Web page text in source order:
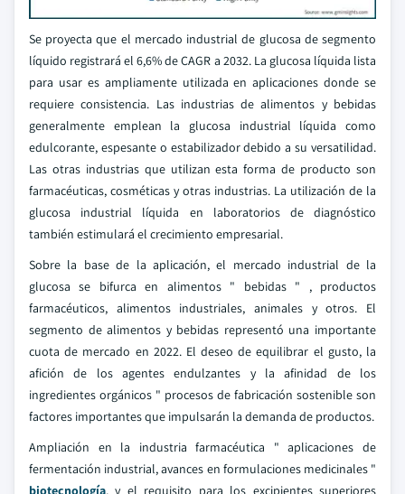
Se proyecta que el mercado industrial de glucosa de segmento
líquido registrará el 6,6% de CAGR a 2032. La glucosa líquida lista
para usar es ampliamente utilizada en aplicaciones donde se
requiere consistencia. Las industrias de alimentos y bebidas
generalmente emplean la glucosa industrial líquida como
edulcorante, espesante o estabilizador debido a su versatilidad.
Las otras industrias que utilizan esta forma de producto son
farmacéuticas, cosméticas y otras industrias. La utilización de la
glucosa industrial líquida en laboratorios de diagnóstico
también estimulará el crecimiento empresarial.
Sobre la base de la aplicación, el mercado industrial de la
glucosa se bifurca en alimentos " bebidas " , productos
farmacéuticos, alimentos industriales, animales y otros. El
segmento de alimentos y bebidas representó una importante
cuota de mercado en 2022. El deseo de equilibrar el gusto, la
afición de los agentes endulzantes y la afinidad de los
ingredientes orgánicos " procesos de fabricación sostenible son
factores importantes que impulsarán la demanda de productos.
Ampliación en la industria farmacéutica " aplicaciones de
fermentación industrial, avances en formulaciones medicinales "
biotecnología, y el requisito para los excipientes superiores